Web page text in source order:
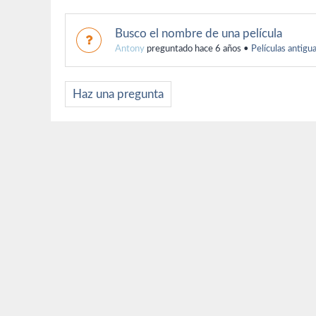
Busco el nombre de una película
Antony preguntado hace 6 años • Películas
Haz una pregunta